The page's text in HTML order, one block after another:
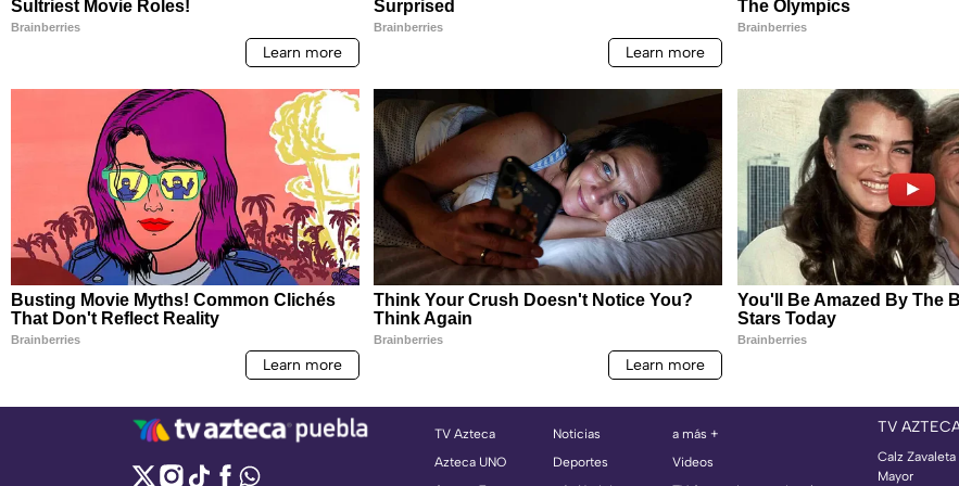
TV Azteca
Azteca UNO
Noticias
Deportes
a más +
Videos
TV
Calz Zavaleta
Mayor